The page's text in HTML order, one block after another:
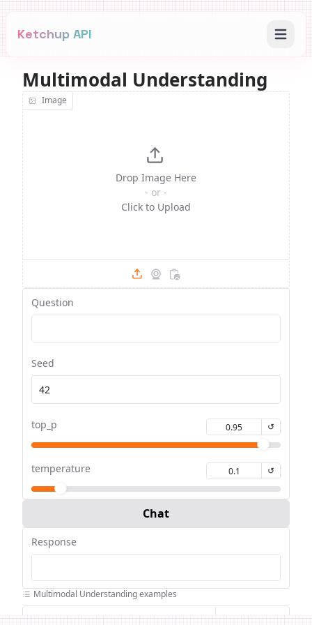
Ketchup API